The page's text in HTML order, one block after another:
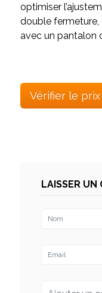
optimiser
double fermeture,
avec un pantalon
Vérifier le prix
LAISSER UN